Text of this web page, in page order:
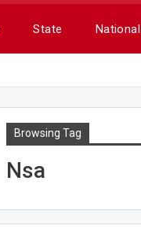
State National
Browsing Tag
Nsa